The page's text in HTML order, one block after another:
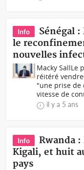
Info
Sénégal
le
nouvelles
Macky SallLe
réitéré
"une prise de
vitesse de
il y a 5 ans
Info
Rwanda
Kigali, et huit
pays